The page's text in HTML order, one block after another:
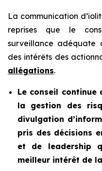
La communication
reprises que le
surveillance adéquate
des intérêts des
allégations.
Le conseil
la gestion des
divulgation
pris des décisions
et de leadership
meilleur intérêt de